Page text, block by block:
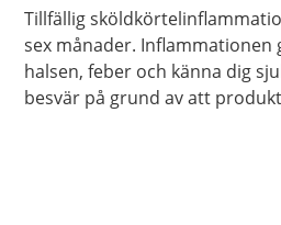
Tillfällig
sex månader. Inflammationen
halsen, feber och känna dig
besvär på grund av att